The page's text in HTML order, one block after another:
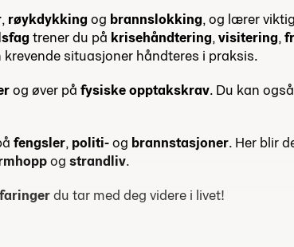
, røykdykking og brannslokking, og lærer
trener du på krisehåndtering,visitering,
krevende situasjoner håndteres i praksis.
og øver på fysiske opptakskrav. Du kan
fengsler, politi-og brannstasjoner. Her blir
og strandliv.
du tar med deg videre i livet!